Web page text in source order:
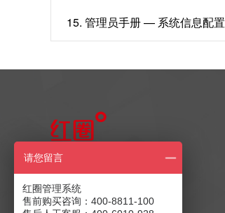
15. 管理员手册 — 系统信息配置
售前产品咨询
400-8811-100
请您留言
红圈管理系统
售前购买咨询：400-8811-100